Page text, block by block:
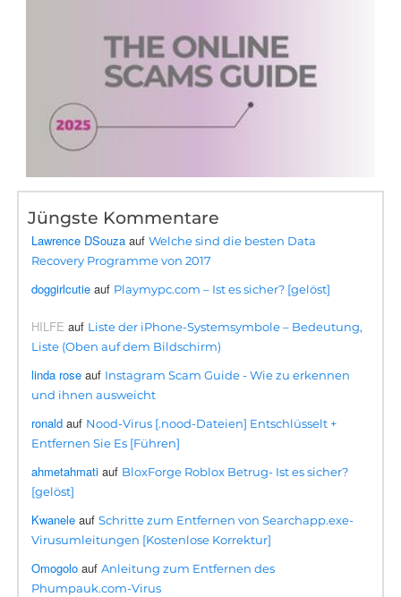
Jüngste Kommentare
Lawrence DSouza aufWelche sind die besten Data
Recovery Programme von 2017
doggirlcutie auf Playmypc.com – Ist es sicher? [gelöst]
HILFE auf Liste der iPhone-Systemsymbole – Bedeutung,
Liste (Oben auf dem Bildschirm)
linda rose auf Instagram Scam Guide - Wie zu erkennen
und ihnen ausweicht
ronald auf Nood-Virus [.nood-Dateien] Entschlüsselt +
Entfernen Sie Es [Führen]
ahmetahmati auf BloxForge Roblox Betrug- Ist es sicher?
[gelöst]
Kwanele aufSchritte zum Entfernen von Searchapp.exe-
Virusumleitungen [Kostenlose Korrektur]
Omogolo aufAnleitung zum Entfernen des
Phumpauk.com-Virus